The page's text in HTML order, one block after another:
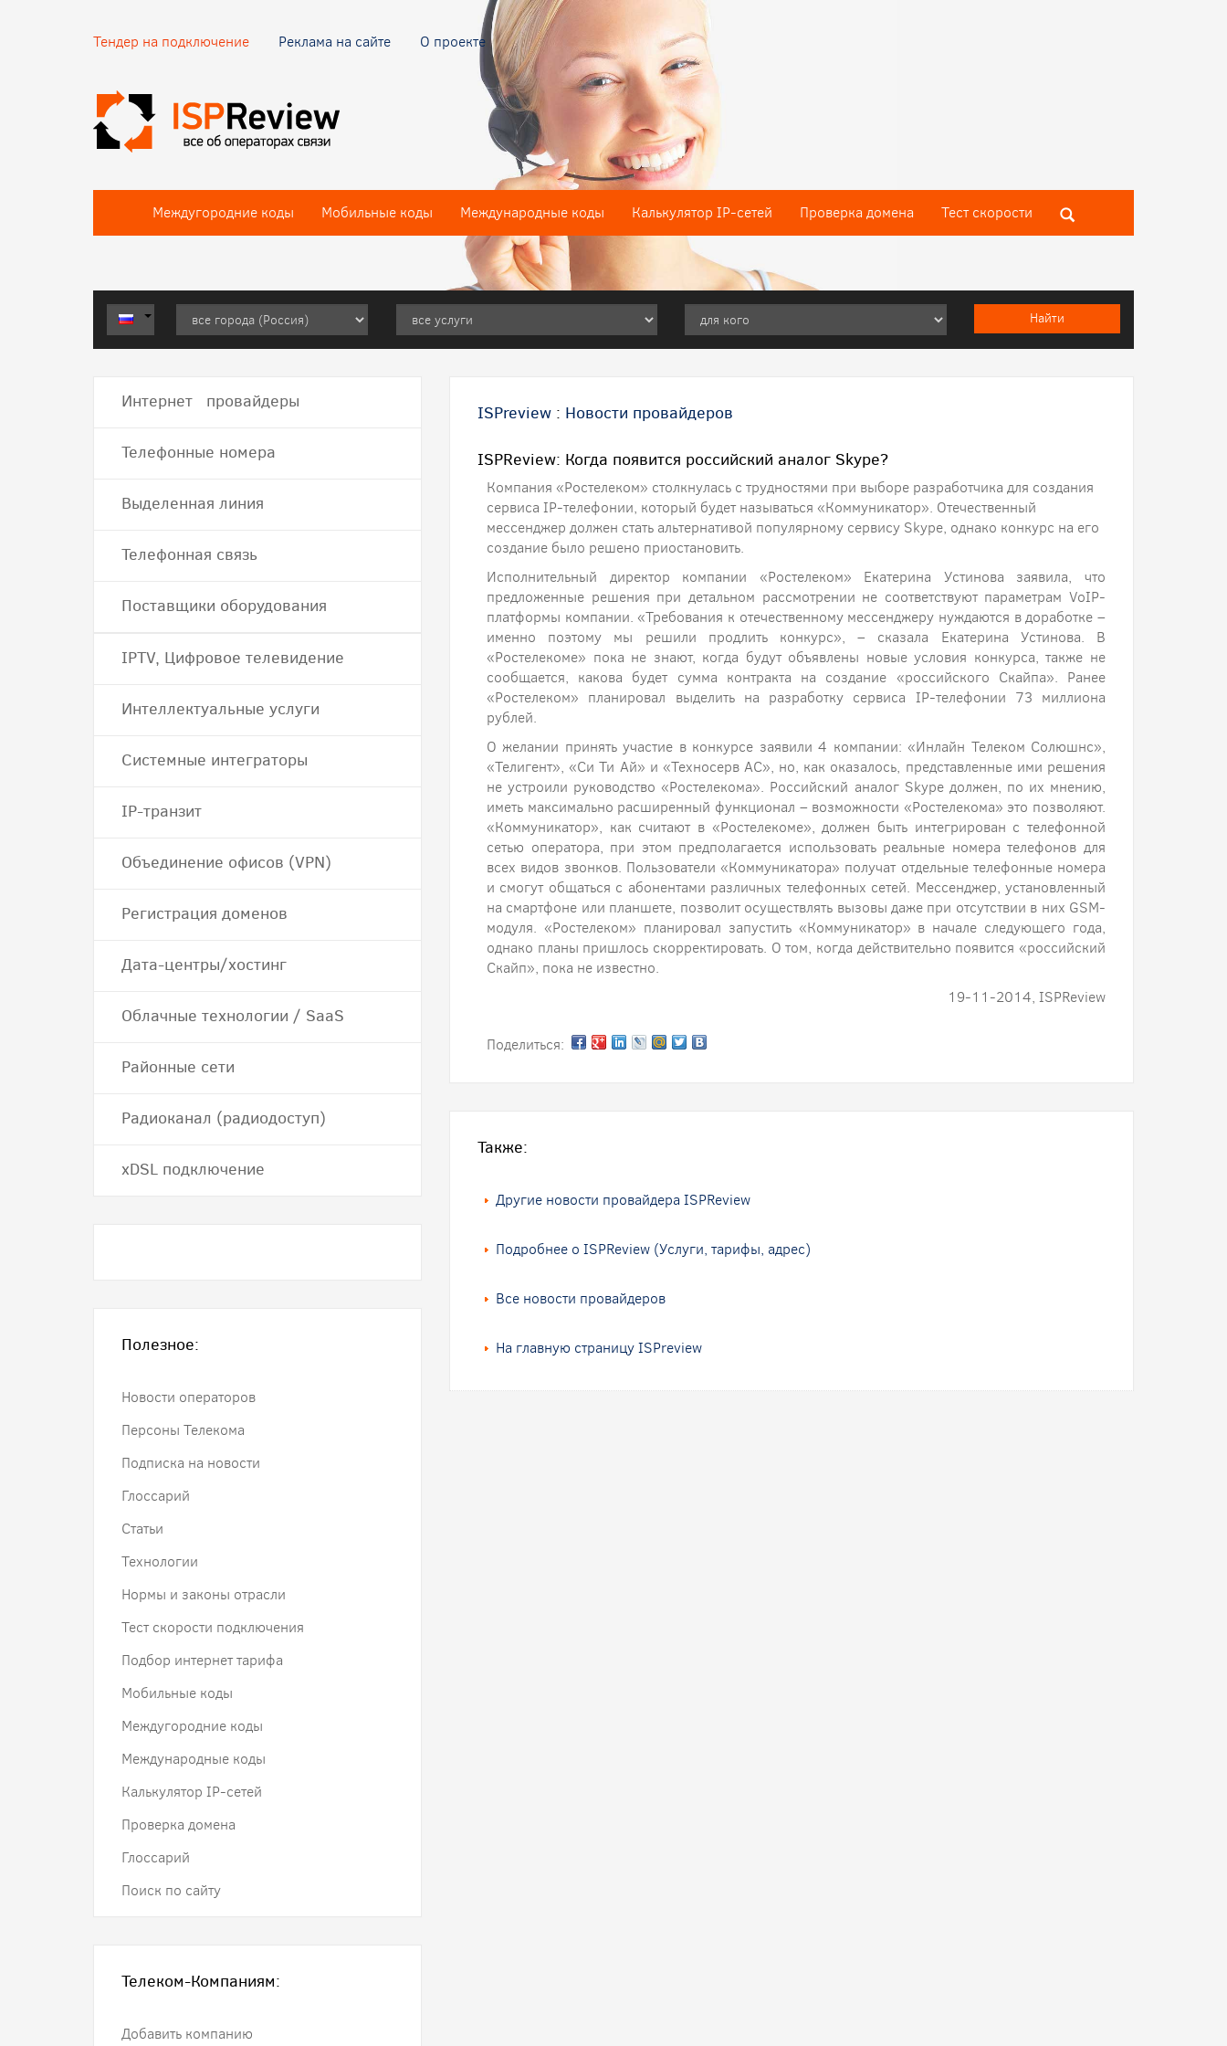
Тендер на подключение Реклама на сайте О проекте
Междугородние коды Мобильные коды Международные коды Калькулятор IP-сетей Проверка домена Тест скороcти
ISPreview : Новости провайдеров
ISPReview: Когда появится российский аналог Skype?
Компания «Ростелеком» столкнулась с трудностями при выборе разработчика для создания
сервиса IP-телефонии, который будет называться «Коммуникатор». Отечественный
мессенджер должен стать альтернативой популярному сервису Skype, однако конкурс на его
создание было решено приостановить.
Исполнительный директор компании «Ростелеком» Екатерина Устинова заявила, что
предложенные решения при детальном рассмотрении не соответствуют параметрам VoIP-
платформы компании. «Требования к отечественному мессенджеру нуждаются в доработке –
именно поэтому мы решили продлить конкурс», – сказала Екатерина Устинова. В
«Ростелекоме» пока не знают, когда будут объявлены новые условия конкурса, также не
сообщается, какова будет сумма контракта на создание «российского Скайпа». Ранее
«Ростелеком» планировал выделить на разработку сервиса IP-телефонии 73 миллиона
рублей.
О желании принять участие в конкурсе заявили 4 компании: «Инлайн Телеком Солюшнс»,
«Телигент», «Си Ти Ай» и «Техносерв АС», но, как оказалось, представленные ими решения
не устроили руководство «Ростелекома». Российский аналог Skype должен, по их мнению,
иметь максимально расширенный функционал – возможности «Ростелекома» это позволяют.
«Коммуникатор», как считают в «Ростелекоме», должен быть интегрирован с телефонной
сетью оператора, при этом предполагается использовать реальные номера телефонов для
всех видов звонков. Пользователи «Коммуникатора» получат отдельные телефонные номера
и смогут общаться с абонентами различных телефонных сетей. Мессенджер, установленный
на смартфоне или планшете, позволит осуществлять вызовы даже при отсутствии в них GSM-
модуля. «Ростелеком» планировал запустить «Коммуникатор» в начале следующего года,
однако планы пришлось скорректировать. О том, когда действительно появится «российский
Скайп», пока не известно.
19-11-2014, ISPReview
Поделиться:
Также:
Другие новости провайдера ISPReview
Подробнее о ISPReview (Услуги, тарифы, адрес)
Все новости провайдеров
На главную страницу ISPreview
Интернет провайдеры
Телефонные номера
Выделенная линия
Телефонная связь
Поставщики оборудования
IPTV, Цифровое телевидение
Интеллектуальные услуги
Системные интеграторы
IP-транзит
Объединение офисов (VPN)
Регистрация доменов
Дата-центры/хостинг
Облачные технологии / SaaS
Районные сети
Радиоканал (радиодоступ)
хDSL подключение
Полезное:
Новости операторов
Персоны Телекома
Подписка на новости
Глоссарий
Статьи
Технологии
Нормы и законы отрасли
Тест скорости подключения
Подбор интернет тарифа
Мобильные коды
Междугородние коды
Международные коды
Калькулятор IP-сетей
Проверка домена
Глоссарий
Поиск по сайту
Телеком-Компаниям:
Добавить компанию